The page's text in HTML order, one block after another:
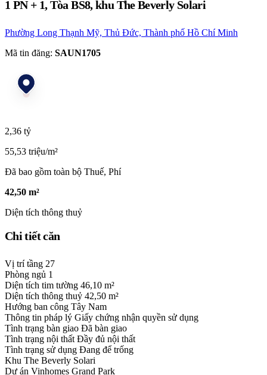
1 PN + 1, Tòa BS8, khu The Beverly Solari
Phường Long Thạnh Mỹ, Thủ Đức, Thành phố Hồ Chí Minh
Mã tin đăng: SAUN1705
2,36 tỷ
55,53 triệu/m²
Đã bao gồm toàn bộ Thuế, Phí
42,50 m²
Diện tích thông thuỷ
Chi tiết căn
Vị trí tầng 27
Phòng ngủ 1
Diện tích tim tường 46,10 m²
Diện tích thông thuỷ 42,50 m²
Hướng ban công Tây Nam
Thông tin pháp lý Giấy chứng nhận quyền sử dụng
Tình trạng bàn giao Đã bàn giao
Tình trạng nội thất Đầy đủ nội thất
Tình trạng sử dụng Đang để trống
Khu The Beverly Solari
Dự án Vinhomes Grand Park